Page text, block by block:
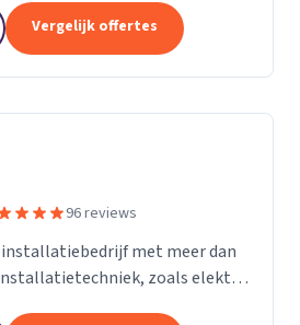
zaken, winkelcentra, en nog
Vergelijk offertes
96 reviews
installatiebedrijf met meer dan
zoals elektra,